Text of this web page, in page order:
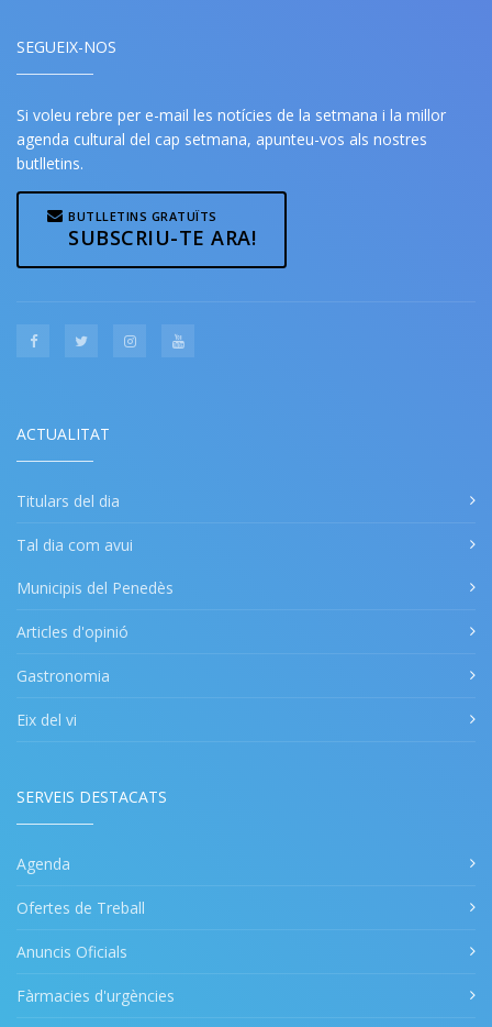
SEGUEIX-NOS
Si voleu rebre per e-mail les notícies de la setmana i la millor
agenda cultural del cap setmana, apunteu-vos als nostres
butlletins.
BUTLLETINS GRATUÏTS
SUBSCRIU-TE ARA!
ACTUALITAT
Titulars del dia
Tal dia com avui
Municipis del Penedès
Articles d'opinió
Gastronomia
Eix del vi
SERVEIS DESTACATS
Agenda
Ofertes de Treball
Anuncis Oficials
Fàrmacies d'urgències